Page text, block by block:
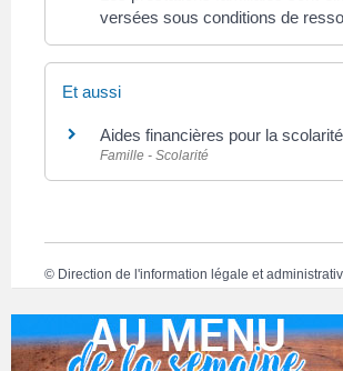
versées sous conditions de
Et aussi
Aides financières pour la scolarité
Famille - Scolarité
© Direction de l'information légale et